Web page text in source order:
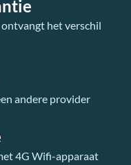
ontvangt het verschil
andere provider
4G Wifi-apparaat